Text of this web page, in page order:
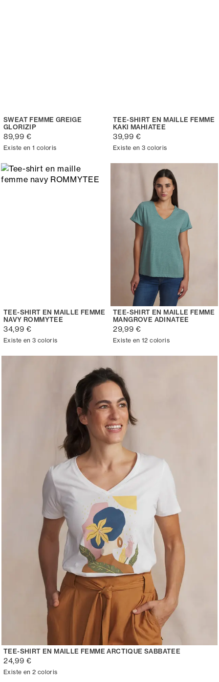
SWEAT FEMME GREIGE
GLORIZIP
89,99 €
Existe en 1 coloris
TEE-SHIRT EN MAILLE FEMME
KAKI MAHIATEE
39,99 €
Existe en 3 coloris
TEE-SHIRT EN MAILLE FEMME
NAVY ROMMYTEE
34,99 €
Existe en 3 coloris
TEE-SHIRT EN MAILLE FEMME
MANGROVE ADINATEE
29,99 €
Existe en 12 coloris
TEE-SHIRT EN MAILLE FEMME ARCTIQUE SABBATEE
24,99 €
Existe en 2 coloris